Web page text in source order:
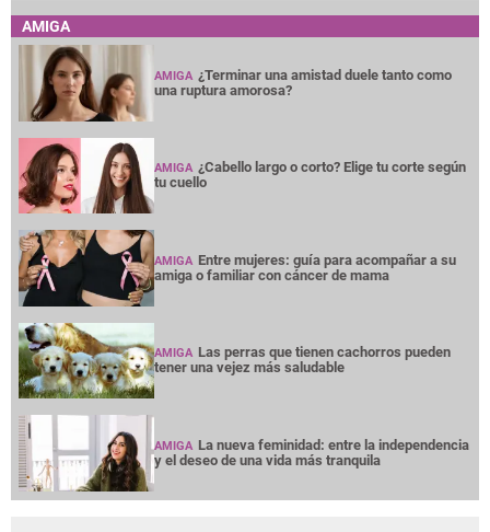
AMIGA
AMIGA ¿Terminar una amistad duele tanto como
una ruptura amorosa?
AMIGA ¿Cabello largo o corto? Elige tu corte según
tu cuello
AMIGA Entre mujeres: guía para acompañar a su
amiga o familiar con cáncer de mama
AMIGA Las perras que tienen cachorros pueden
tener una vejez más saludable
AMIGA La nueva feminidad: entre la independencia
y el deseo de una vida más tranquila